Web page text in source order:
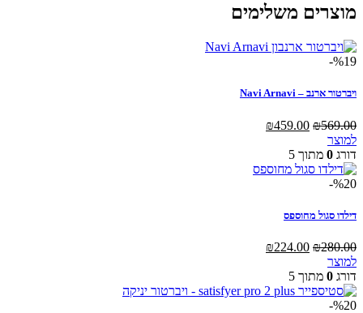
מוצרים משלימים
%19-
ויברטור ארנב – Navi Arnavi
₪569.00
המחיר
היה:
₪569.00.
₪459.00
₪459.00.
למוצרלמוצר
זה
יש
ניתן
את
האפשרויות
בעמוד
המוצר
דורג 0 מתוך 5
%20-
דילדו סגול מחוספס
₪280.00
המחיר
היה:
₪280.00.
₪224.00
₪224.00.
למוצר
דורג 0 מתוך 5
%20-